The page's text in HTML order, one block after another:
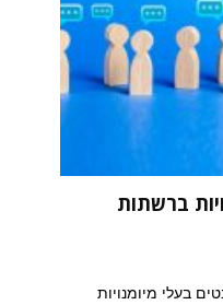
ברשתות
בעלי מיומנויות